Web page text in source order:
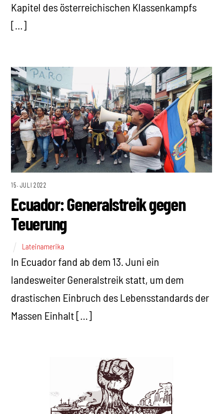
Kapitel des österreichischen Klassenkampfs
[…]
15. JULI 2022
Ecuador: Generalstreik gegen
Teuerung
Lateinamerika
In Ecuador fand ab dem 13. Juni ein
landesweiter Generalstreik statt, um dem
drastischen Einbruch des Lebensstandards der
Massen Einhalt […]